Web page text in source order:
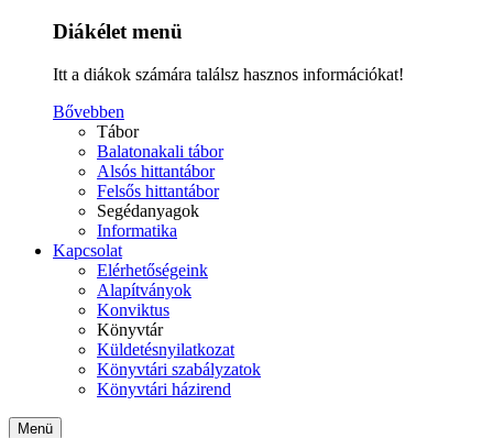
Diákélet menü
Itt a diákok számára találsz hasznos információkat!
Bővebben
Tábor
Balatonakali tábor
Alsós hittantábor
Felsős hittantábor
Segédanyagok
Informatika
Kapcsolat
Elérhetőségeink
Alapítványok
Konviktus
Könyvtár
Küldetésnyilatkozat
Könyvtári szabályzatok
Könyvtári házirend
Menü